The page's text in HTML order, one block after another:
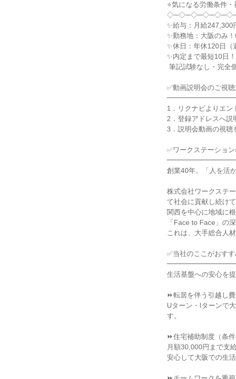
⭐気になる労働条件・
✨給与：月給247,300
✨勤務地：大阪のみ！
✨休日：年休120日（
✨内定まで最短10日！
✅動画説明会のご視
1．リクナビよりエン
2．登録アドレスへ説
3．説明会動画の視聴
✅ワークステーショ
創業40年。「人を活
株式会社ワークステ
て社会に貢献し続け
関西を中心に地域に
「Face to Face」の
これは、大手総合人
✅当社のここがおすす
生活基盤への安心を
⏩転居を伴う引越し
Uターン・Iターンで
す。
⏩住宅補助制度（条件
月額30,000円まで支給
安心して大阪での生